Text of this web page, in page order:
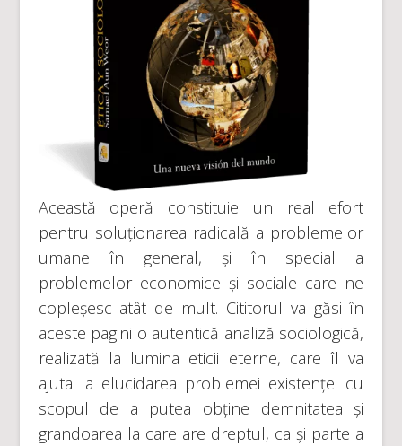
Această operă constituie un real efort
pentru soluționarea radicală a problemelor
umane în general, și în special a
problemelor economice și sociale care ne
copleșesc atât de mult. Cititorul va găsi în
aceste pagini o autentică analiză sociologică,
realizată la lumina eticii eterne, care îl va
ajuta la elucidarea problemei existenței cu
scopul de a putea obține demnitatea și
grandoarea la care are dreptul, ca și parte a